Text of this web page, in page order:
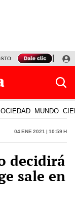
TINKA RESULTADOS
MUNDO
04 Ene 2021 | 10:59 h
decidirá
sale en